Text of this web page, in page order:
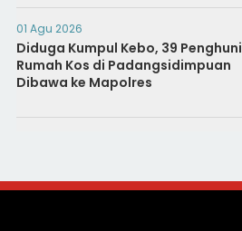
01 Agu 2026
Diduga Kumpul Kebo, 39 Penghuni
Rumah Kos di Padangsidimpuan
Dibawa ke Mapolres